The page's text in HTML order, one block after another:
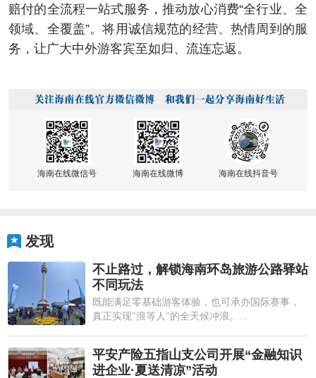
赔付的全流程一站式服务，推动放心消费“全行业、全
领域、全覆盖”。将用诚信规范的经营、热情周到的服
务，让广大中外游客宾至如归、流连忘返。
海南在线微信号 海南在线微博 海南在线抖音号
发现
不止路过，解锁海南环岛旅游公路驿站
不同玩法
既能满足零基础游客体验，也可承办国际赛事，
真正实现"浪等人"的全天候冲浪。...
平安产险五指山支公司开展“金融知识
进企业·夏送清凉”活动